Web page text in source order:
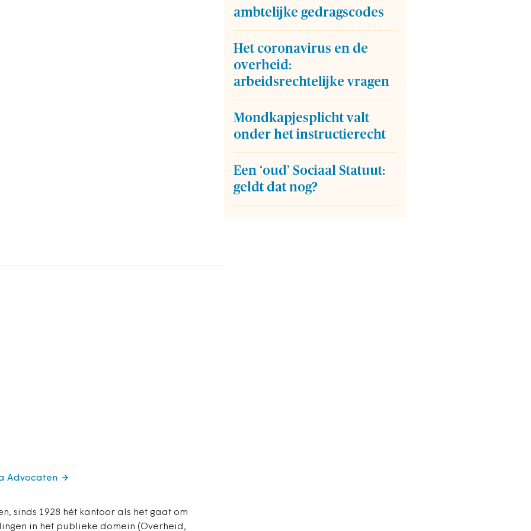
ambtelijke gedragscodes
Het coronavirus en de
overheid:
arbeidsrechtelijke vragen
Mondkapjesplicht valt
onder het instructierecht
Een ‘oud’ Sociaal Statuut:
geldt dat nog?
sinds 1928 hét kantoor als het gaat om
in het publieke domein (Overheid,
Advocaten